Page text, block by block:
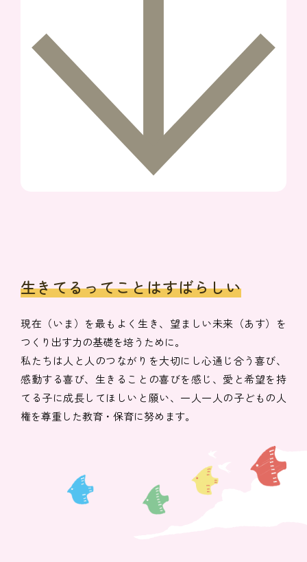
生きてるってことはすばらしい
現在（いま）を最もよく生き、望ましい未来（あす）を
つくり出す力の基礎を培うために。
私たちは人と人のつながりを大切にし心通じ合う喜び、
感動する喜び、生きることの喜びを感じ、愛と希望を持
てる子に成長してほしいと願い、一人一人の子どもの人
権を尊重した教育・保育に努めます。